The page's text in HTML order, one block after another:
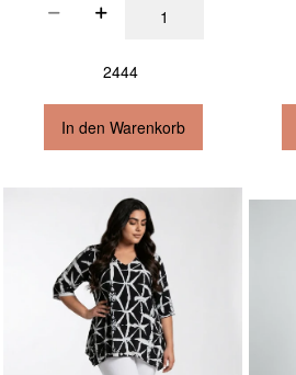
2444
In den Warenkorb